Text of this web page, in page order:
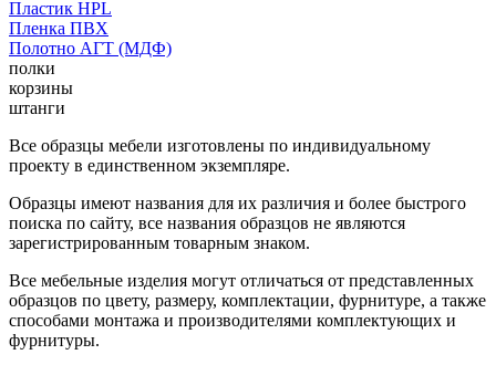
Пластик HPL
Пленка ПВХ
Полотно АГТ (МДФ)
полки
корзины
штанги
Все образцы мебели изготовлены по индивидуальному
проекту в единственном экземпляре.
Образцы имеют названия для их различия и более быстрого
поиска по сайту, все названия образцов не являются
зарегистрированным товарным знаком.
Все мебельные изделия могут отличаться от представленных
образцов по цвету, размеру, комплектации, фурнитуре, а также
способами монтажа и производителями комплектующих и
фурнитуры.